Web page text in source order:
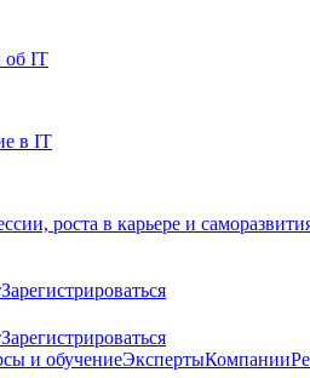
об IT
в IT
роста в карьере и
Зарегистрироваться
Зарегистрироваться
и обучениеЭкспертыКомпании